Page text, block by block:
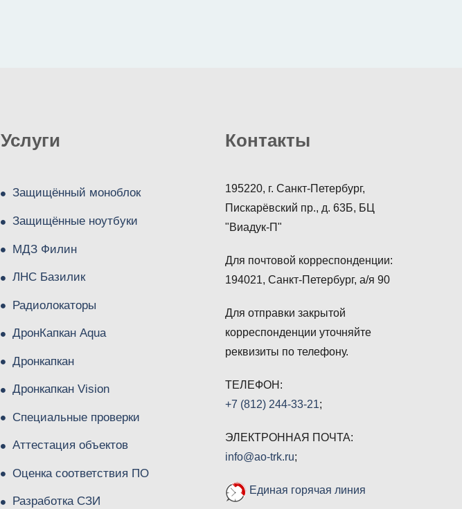
Услуги
Защищённый моноблок
Защищённые ноутбуки
МДЗ Филин
ЛНС Базилик
Радиолокаторы
ДронКапкан Aqua
Дронкапкан
Дронкапкан Vision
Специальные проверки
Аттестация объектов
Оценка соответствия ПО
Разработка СЗИ
Контакты
195220, г. Санкт-Петербург,
Пискарёвский пр., д. 63Б, БЦ
"Виадук-П"
Для почтовой корреспонденции:
194021, Санкт-Петербург, а/я 90
Для отправки закрытой
корреспонденции уточняйте
реквизиты по телефону.
ТЕЛЕФОН:
+7 (812) 244-33-21;
ЭЛЕКТРОННАЯ ПОЧТА:
info@ao-trk.ru;
Единая горячая линия